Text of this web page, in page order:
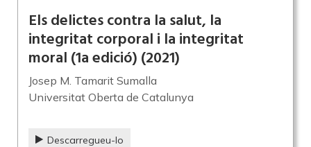
Els delictes contra la salut, la
integritat corporal i la integritat
moral (1a edició) (2021)
Josep M. Tamarit Sumalla
Universitat Oberta de Catalunya
Descarregueu-lo